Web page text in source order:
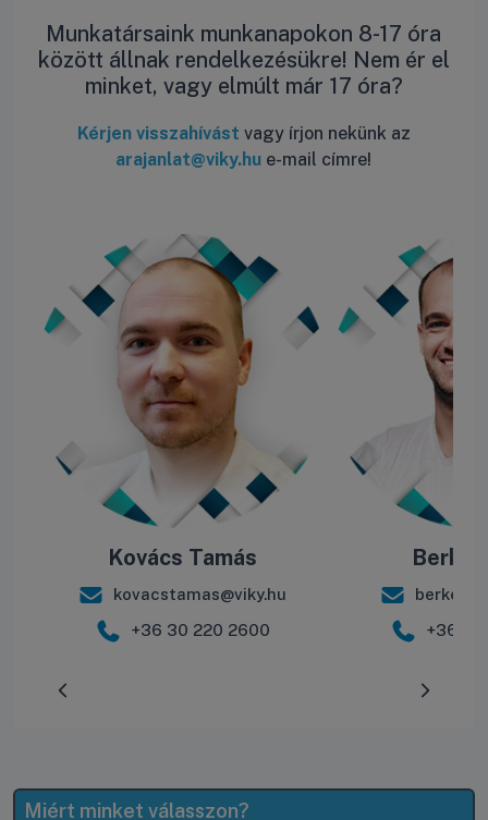
Munkatársaink munkanapokon 8-17 óra
között állnak rendelkezésükre! Nem ér el
minket, vagy elmúlt már 17 óra?
Kérjen visszahívást vagy írjon nekünk az
arajanlat@viky.hu e-mail címre!
Kovács Tamás
kovacstamas@viky.hu
+36 30 220 2600
Berke
+36 30
Miért minket válasszon?